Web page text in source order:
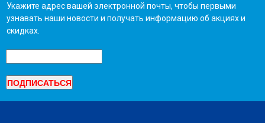
Укажите адрес вашей электронной почты, чтобы первыми
узнавать наши новости и получать информацию об акциях и
скидках.